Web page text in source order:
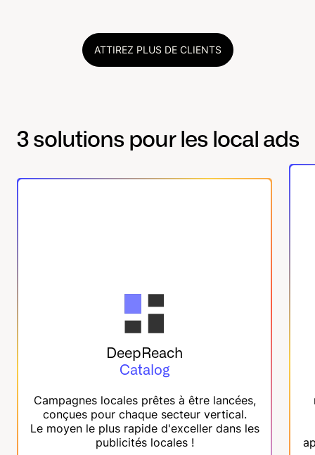
ATTIREZ PLUS DE CLIENTS
3 solutions pour les local ads
DeepReach
Catalog
Campagnes locales prêtes à être lancées,
conçues pour chaque secteur vertical.
Le moyen le plus rapide d'exceller dans les
publicités locales !